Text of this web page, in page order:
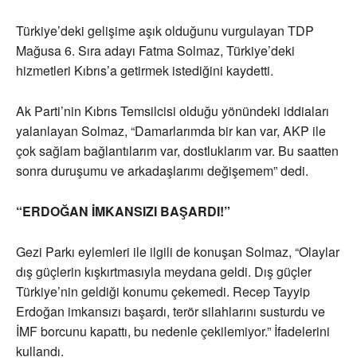
Türkiye’deki gelişime aşık olduğunu vurgulayan TDP
Mağusa 6. Sıra adayı Fatma Solmaz, Türkiye’deki
hizmetleri Kıbrıs’a getirmek istediğini kaydetti.
Ak Parti’nin Kıbrıs Temsilcisi olduğu yönündeki iddiaları
yalanlayan Solmaz, “Damarlarımda bir kan var, AKP ile
çok sağlam bağlantılarım var, dostluklarım var. Bu saatten
sonra duruşumu ve arkadaşlarımı değişemem” dedi.
“ERDOĞAN İMKANSIZI BAŞARDI!”
Gezi Parkı eylemleri ile ilgili de konuşan Solmaz, “Olaylar
dış güçlerin kışkırtmasıyla meydana geldi. Dış güçler
Türkiye’nin geldiği konumu çekemedi. Recep Tayyip
Erdoğan imkansızı başardı, terör silahlarını susturdu ve
İMF borcunu kapattı, bu nedenle çekilemiyor.” İfadelerini
kullandı.